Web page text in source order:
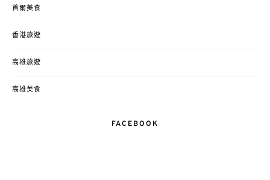
首爾美食
香港旅遊
高雄旅遊
高雄美食
FACEBOOK